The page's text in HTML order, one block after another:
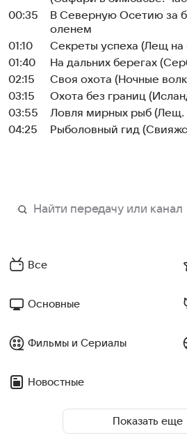
00:35
В Северную Осетию за
оленем
01:10
Секреты успеха (Лещ на
01:40
На дальних берегах
02:15
Своя охота (Ночные
03:15
Охота без границ
03:55
Ловля мирных рыб (Лещ.
04:25
Рыболовный гид
Все
Основные
Фильмы и Сериалы
Новостные
Показать еще